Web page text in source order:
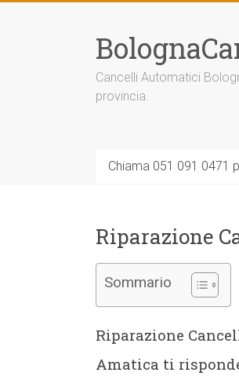
Cancelli Automatici
provincia.
Chiama 051 091 0471
Riparazione
Sommario
Riparazione
Amatica ti